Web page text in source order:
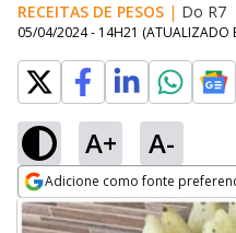
RECEITAS DE PESOS | Do R7
05/04/2024 - 14H21 (ATUALIZADO
A+ A-
Adicione como fonte
Opens in new window